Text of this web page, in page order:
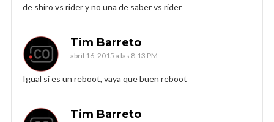
de shiro vs rider y no una de saber vs rider
Tim Barreto
abril 16, 2015 a las 8:13 PM
Igual si es un reboot, vaya que buen reboot
Tim Barreto